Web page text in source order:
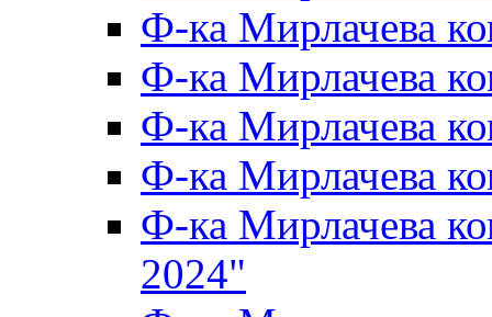
Ф-ка Мирлачева
Ф-ка Мирлачева
Ф-ка Мирлачева
Ф-ка Мирлачева
Ф-ка Мирлачева
2024"